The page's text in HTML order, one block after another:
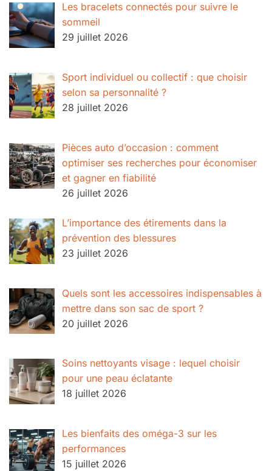
Les bracelets connectés pour suivre le
sommeil
29 juillet 2026
Sport individuel ou collectif : que choisir
selon sa personnalité ?
28 juillet 2026
Pièces auto d’occasion : comment
optimiser ses recherches pour économiser
et gagner en fiabilité
26 juillet 2026
L’importance des étirements dans la
prévention des blessures
23 juillet 2026
Quels sont les accessoires indispensables à
mettre dans son sac de sport ?
20 juillet 2026
Soins nettoyants visage : lequel choisir
pour une peau éclatante
18 juillet 2026
Les bienfaits des oméga-3 sur les
performances
15 juillet 2026